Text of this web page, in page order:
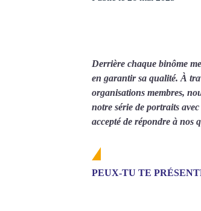
Derrière chaque binôme
en garantir sa qualité. À
organisations membres,
notre série de portraits
accepté de répondre à nos
PEUX-TU TE